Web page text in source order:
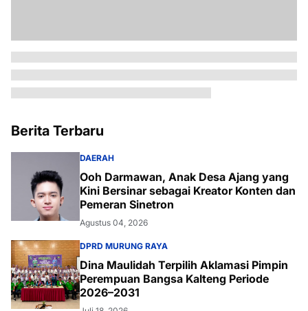
Berita Terbaru
DAERAH
Ooh Darmawan, Anak Desa Ajang yang
Kini Bersinar sebagai Kreator Konten dan
Pemeran Sinetron
Agustus 04, 2026
DPRD MURUNG RAYA
Dina Maulidah Terpilih Aklamasi Pimpin
Perempuan Bangsa Kalteng Periode
2026–2031